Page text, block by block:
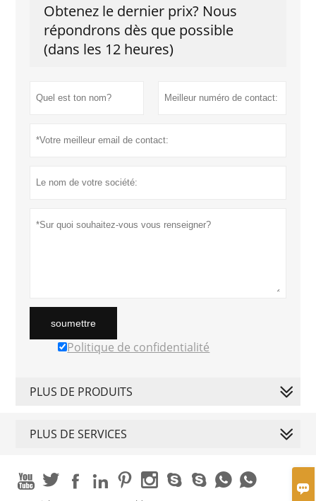

Obtenez le dernier prix? Nous
répondrons dès que possible
(dans les 12 heures)
soumettre
Politique de confidentialité
PLUS DE PRODUITS
PLUS DE SERVICES
         